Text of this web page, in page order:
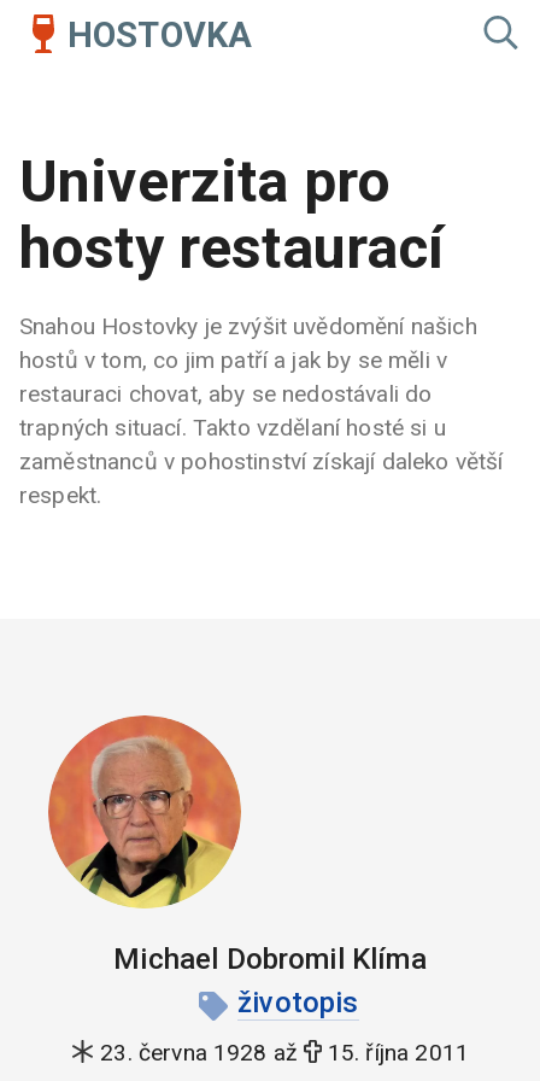
HOSTOVKA
Univerzita pro
hosty restaurací
Snahou Hostovky je zvýšit uvědomění našich
hostů v tom, co jim patří a jak by se měli v
restauraci chovat, aby se nedostávali do
trapných situací. Takto vzdělaní hosté si u
zaměstnanců v pohostinství získají daleko větší
respekt.
Michael Dobromil Klíma
životopis
23. června 1928 až 15. října 2011